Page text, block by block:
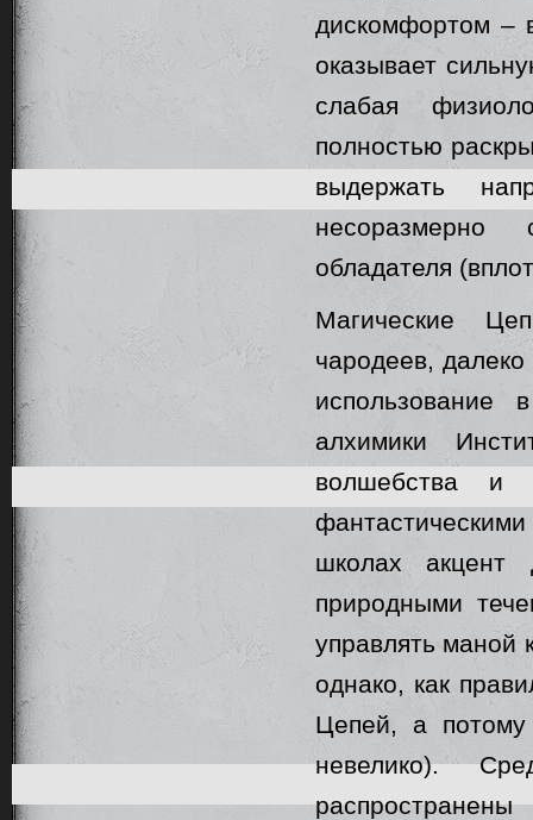
дискомфортом –
оказывает
слабая
полностью
выдержать
несоразмерно
обладателя
Магические
чародеев,
использование
алхимики
волшебства и
школах акцент
природными
управлять маной
однако, как
Цепей, а потому
невелико).